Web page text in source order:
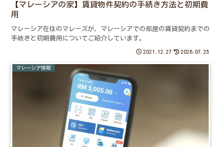
【マレーシアの家】賃貸物件契約の手続き方法と初期費
用
マレーシア在住のマレーズが、マレーシアでの部屋の賃貸契約までの
手続きと初期費用についてご紹介しています。
2021.12.27 2026.07.25
マレーシア情報